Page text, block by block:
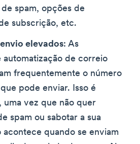
spam, opções de
subscrição, etc.
elevados: As
automatização de correio
frequentemente o número
pode enviar. Isso é
uma vez que não quer
spam ou sabotar a sua
acontece quando se enviam